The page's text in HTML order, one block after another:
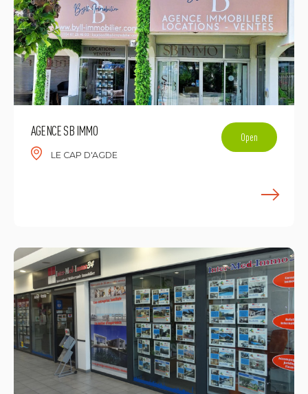
AGENCE SB IMMO
LE CAP D'AGDE
Open